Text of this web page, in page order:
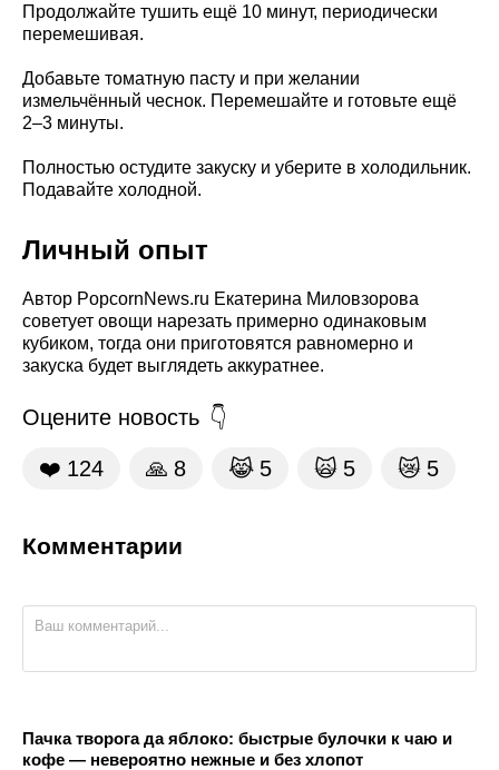
Продолжайте тушить ещё 10 минут, периодически
перемешивая.
Добавьте томатную пасту и при желании
измельчённый чеснок. Перемешайте и готовьте ещё
2–3 минуты.
Полностью остудите закуску и уберите в холодильник.
Подавайте холодной.
Личный опыт
Автор PopcornNews.ru Екатерина Миловзорова
советует овощи нарезать примерно одинаковым
кубиком, тогда они приготовятся равномерно и
закуска будет выглядеть аккуратнее.
Оцените новость
❤️ 124 🙏 8 😹 5 🙀 5 😿 5
Комментарии
Пачка творога да яблоко: быстрые булочки к чаю и
кофе — невероятно нежные и без хлопот